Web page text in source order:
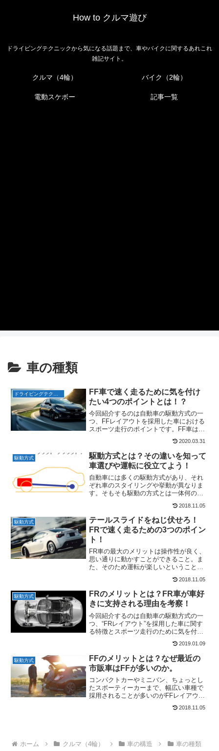
How to クルマ遊び
ドライビングテクニックから気になる話題まで、車やバイクに関するあれこれ
雑記サイト。
クルマ（4輪） バイク（2輪）
電動スケボー 記事一覧
車の種類
FF車で速く走るために気を付け
たい4つのポイントとは！？
今回紹介するのは自動車の駆動方式の一
つ、FFレイアウトを採用した車における
スポーツ走行のポイントです。FF車はド
リフトのような派手な走行には向きませ
んが、ポイントを押さえれば十分にスポ
ーツ走行を楽しむことができます。どの
ようにすればFF車で...
2020.03.31
駆動方式
駆動方式とは？その違いを知って
車選びや運転に役立てよう！
自動車には多くの駆動方式があり、それ
ぞれ車のスタイリングや挙動が異なりま
す。そもそも駆動の方式とは一体何のこ
動かすこと」です。つまり自動車におけ
る駆動方式とは、「エンジンの力をどの
ようにタイヤに伝えて車を...
2018.11.05
駆動方式
テールスライドをねじ伏せろ！
FRで速く走るための3つのポイン
ト！
FR車の最大のメリットは操作性が良く、
思い通りに動かすことができること。ま
た、そのため運転が楽しいということで
運転の楽しさだけじゃなく、絶対的な速
さが欲しくなってくるものです。そこで
今回はFR車を速く走ら...
2018.11.05
駆動方式
FRのメリットとは？FR車が車好
きに支持される理由を考察！
今回紹介するのは自動車の駆動方式の一
つ、“FRレイアウト”を採用した車に関す
る特徴とスポーツ走行のために気を付け
の代名詞。乗ればその操作性の良さと、
意のままに操る楽しさを感じることがで
きます。アイキャ...
2019.01.09
駆動方式
FFのメリットとは？なぜ最近の
市販車はFFが多いのか。
コンパクトカーやミニバン、ちょっとし
たスポーティーカーまで、幅広い車種で
採用されることが多いのがFFレイアウト
ウトのメリットを知れば、その理由も納
2018.11.05
ホーム クルマ（4輪） 車の構造 車の種類